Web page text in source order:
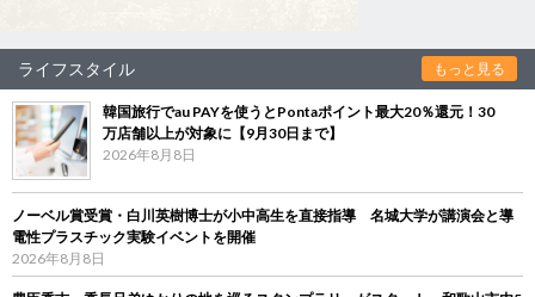
ライフスタイル もっと見る
韓国旅行でau PAYを使うとPontaポイント最大20％還元！30
万店舗以上が対象に【9月30日まで】
2026年8月8日
ノーベル賞受賞・白川英樹博士が小中高生を直接指導 名城大学が講演会と導
電性プラスチック実験イベントを開催
2026年8月8日